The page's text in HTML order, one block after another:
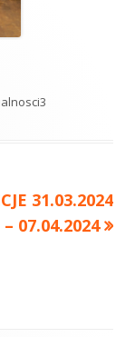
31.03.2024
– 07.04.2024